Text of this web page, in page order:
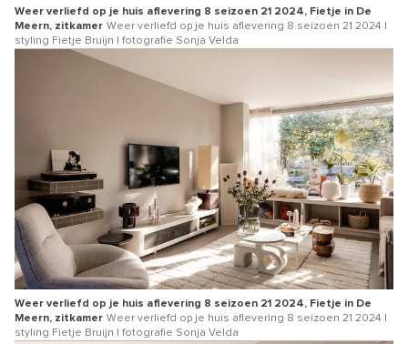
Weer verliefd op je huis aflevering 8 seizoen 21 2024, Fietje in De
Meern, zitkamer Weer verliefd op je huis aflevering 8 seizoen 21 2024 |
styling Fietje Bruijn | fotografie Sonja Velda
Weer verliefd op je huis aflevering 8 seizoen 21 2024, Fietje in De
Meern, zitkamer Weer verliefd op je huis aflevering 8 seizoen 21 2024 |
styling Fietje Bruijn | fotografie Sonja Velda